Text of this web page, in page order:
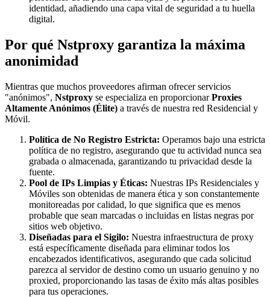
identidad, añadiendo una capa vital de seguridad a tu huella
digital.
Por qué Nstproxy garantiza la máxima
anonimidad
Mientras que muchos proveedores afirman ofrecer servicios
"anónimos", Nstproxy se especializa en proporcionarProxies
Altamente Anónimos (Élite) a través de nuestra red Residencial y
Móvil.
Política de No Registro Estricta: Operamos bajo una estricta
política de no registro, asegurando que tu actividad nunca sea
grabada o almacenada, garantizando tu privacidad desde la
fuente.
Pool de IPs Limpias y Éticas: Nuestras IPs Residenciales y
Móviles son obtenidas de manera ética y son constantemente
monitoreadas por calidad, lo que significa que es menos
probable que sean marcadas o incluidas en listas negras por
sitios web objetivo.
Diseñadas para el Sigilo: Nuestra infraestructura de proxy
está específicamente diseñada para eliminar todos los
encabezados identificativos, asegurando que cada solicitud
parezca al servidor de destino como un usuario genuino y no
proxied, proporcionando las tasas de éxito más altas posibles
para tus operaciones.